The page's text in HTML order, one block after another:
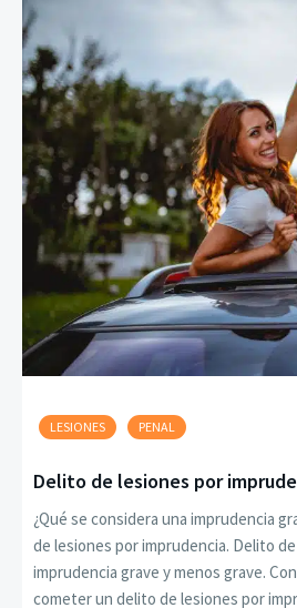
LESIONES PENAL
Delito de lesiones por
¿Qué se considera una imprudencia
de lesiones por imprudencia. Delito
imprudencia grave y menos grave.
cometer un delito de lesiones por